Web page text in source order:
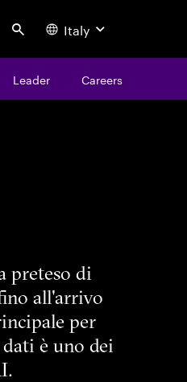
Search Italy
Leader Careers
preteso di
all'arrivo
per
è uno dei